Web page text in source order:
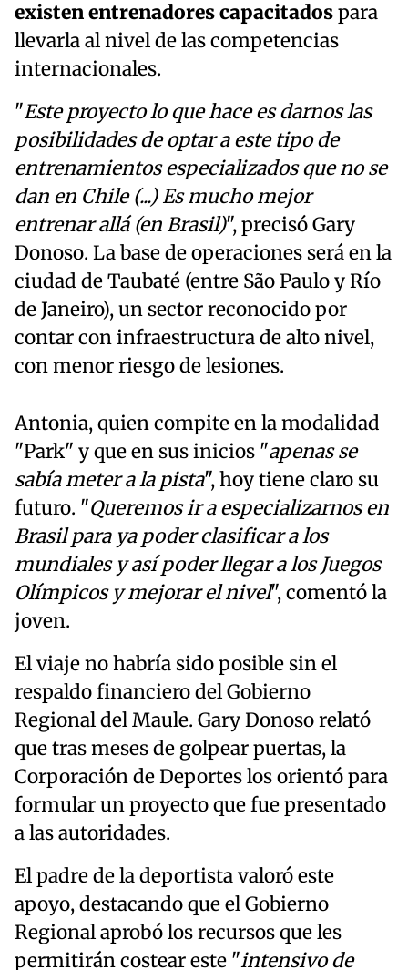
existen entrenadores capacitadospara
llevarla al nivel de las competencias
internacionales.
"Este proyecto lo que hace es darnos las
posibilidades de optar a este tipo de
entrenamientos especializados que no se
dan en Chile (...) Es mucho mejor
entrenar allá (en Brasil)", precisó Gary
Donoso. La base de operaciones será en la
ciudad de Taubaté (entre São Paulo y Río
de Janeiro), un sector reconocido por
contar con infraestructura de alto nivel,
con menor riesgo de lesiones.
Antonia, quien compite en la modalidad
"Park" y que en sus inicios "apenas se
sabía meter a la pista", hoy tiene claro su
futuro. "Queremos ir a especializarnos en
Brasil para ya poder clasificar a los
mundiales y así poder llegar a los Juegos
Olímpicos y mejorar el nivel", comentó la
joven.
El viaje no habría sido posible sin el
respaldo financiero del Gobierno
Regional del Maule. Gary Donoso relató
que tras meses de golpear puertas, la
Corporación de Deportes los orientó para
formular un proyecto que fue presentado
a las autoridades.
El padre de la deportista valoró este
apoyo, destacando que el Gobierno
Regional aprobó los recursos que les
permitirán costear este "intensivo de